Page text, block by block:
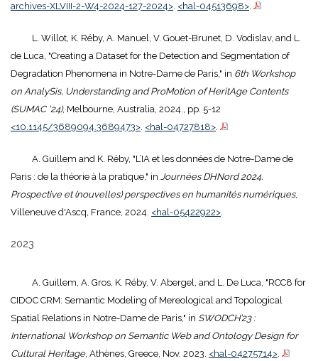
archives-XLVIII-2-W4-2024-127-2024>. <hal-04513698>.
L. Willot, K. Réby, A. Manuel, V. Gouet-Brunet, D. Vodislav, and L.
de Luca, "Creating a Dataset for the Detection and Segmentation of
Degradation Phenomena in Notre-Dame de Paris," in 6th Workshop
on AnalySis, Understanding and ProMotion of HeritAge Contents
(SUMAC '24), Melbourne, Australia, 2024., pp. 5-12
<10.1145/3689094.3689473>. <hal-04727818>.
A. Guillem and K. Réby, "L’IA et les données de Notre-Dame de
Paris : de la théorie à la pratique," in Journées DHNord 2024.
Prospective et (nouvelles) perspectives en humanités numériques,
Villeneuve d'Ascq, France, 2024. <hal-05422922>.
2023
A. Guillem, A. Gros, K. Réby, V. Abergel, and L. De Luca, "RCC8 for
CIDOC CRM: Semantic Modeling of Mereological and Topological
Spatial Relations in Notre-Dame de Paris," in SWODCH’23 :
International Workshop on Semantic Web and Ontology Design for
Cultural Heritage, Athènes, Greece, Nov. 2023. <hal-04275714>.